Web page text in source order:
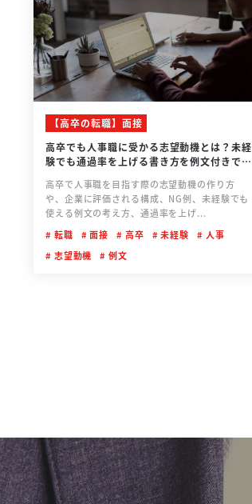
【高卒の転職】面接
高卒でも人事職に受かる志望動機とは？未経
験でも通過率を上げる書き方を例文付きで解
高卒で人事職を目指す際の志望動機の作り方
や、企業に評価される構成、NG例、未経験でも
使える例文の考え方、通過率を上げ...
転職
面接 高卒 未経験
人事
志望動機
例文